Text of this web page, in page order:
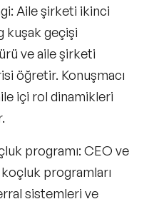
: Aile şirketi ikinci
kuşak geçişi
ve aile şirketi
öğretir. Konuşmacı
içi rol dinamikleri
programı: CEO ve
programları
sistemleri ve
Konuşmacıları
Konuşmacıları